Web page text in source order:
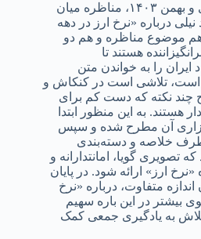
مجله اندیشه پویا در شماره دی و بهمن ۱۴۰۳، مناظره میان
درباره «نرخ ارز در دهه
هم موضوع مناظره و هم دو
هستند تا
ایران را به خواندن متن
است، تلاشی است در کنکاش و
چند نکته که دست کم برای
هستند. به این منظور ابتدا
آن مطرح شده و سپس
خلاصه و دسته‌بندی
تصویری گویا، امانتدارانه و
ارز» ارائه شود. در پایان
متفاوت، درباره «نرخ
بیشتر در این باره سهیم
به یادگیری جمعی کمک